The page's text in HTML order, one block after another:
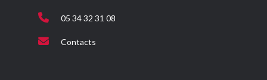
05 34 32 31 08
Contacts